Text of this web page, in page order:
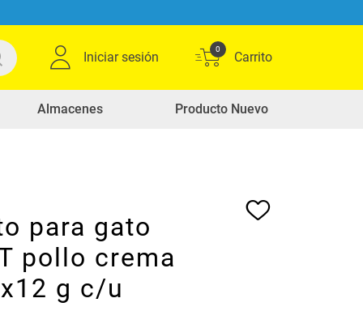
Iniciar sesión
0
Almacenes Producto Nuevo
para gato
pollo crema
g c/u